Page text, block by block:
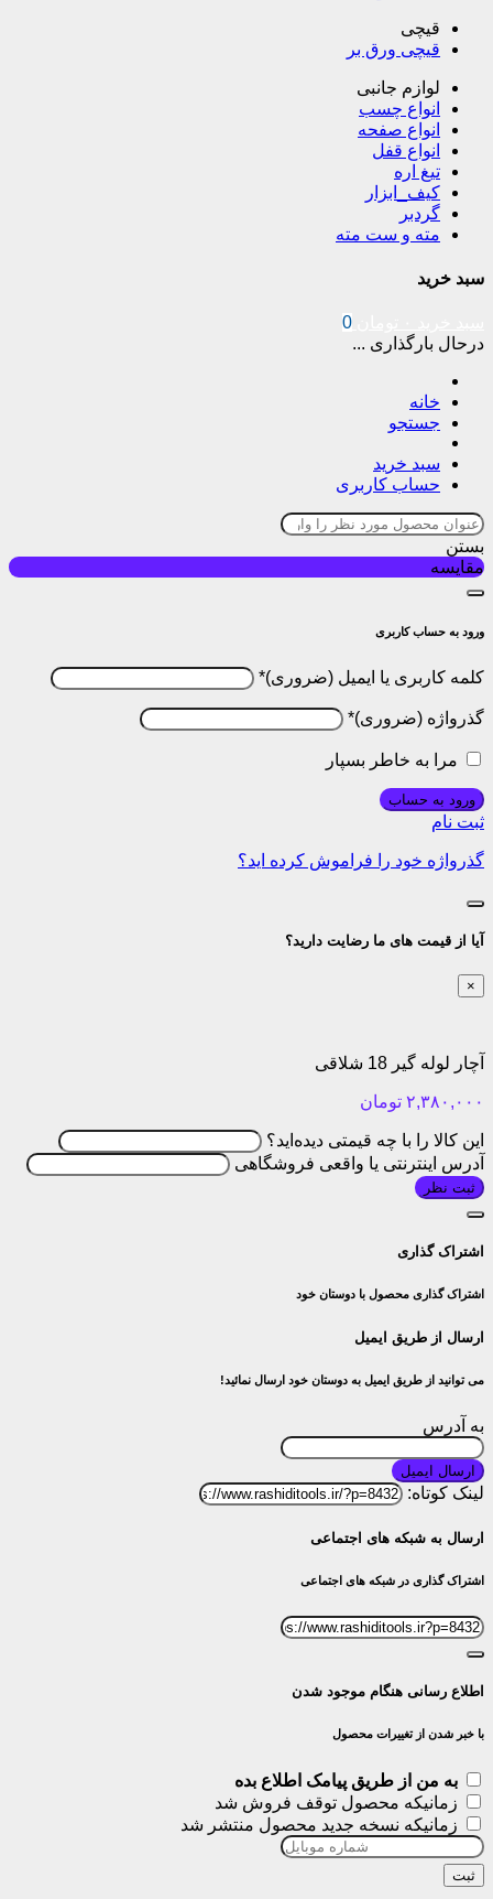
قیچی
قیچی ورق بر
لوازم جانبی
انواع چسب
انواع صفحه
انواع قفل
تیغ اره
کیف_ابزار
گردبر
مته و ست مته
سبد خرید
0
درحال بارگذاری ...
خانه
جستجو
سبد خرید
حساب کاربری
بستن
مقایسه
ورود به حساب کاربری
کلمه کاربری یا ایمیل *
گذرواژه *
مرا به خاطر بسپار
ورود به حساب
ثبت نام
گذرواژه خود را فراموش کرده اید؟
آیا از قیمت های ما رضایت دارید؟
×
آچار لوله گیر 18 شلاقی
۲,۳۸۰,۰۰۰ تومان
این کالا را با چه قیمتی دیده‌اید؟
آدرس اینترنتی یا واقعی فروشگاهی
ثبت نظر
اشتراک گذاری
اشتراک گذاری محصول با دوستان خود
ارسال از طریق ایمیل
می توانید از طریق ایمیل به دوستان خود ارسال نمائید!
به آدرس
ارسال ایمیل
لینک کوتاه:
ارسال به شبکه های اجتماعی
اشتراک گذاری در شبکه های اجتماعی
اطلاع رسانی هنگام موجود شدن
با خبر شدن از تغییرات محصول
به من از طریق پیامک اطلاع بده
زمانیکه محصول توقف فروش شد
زمانیکه نسخه جدید محصول منتشر شد
ثبت